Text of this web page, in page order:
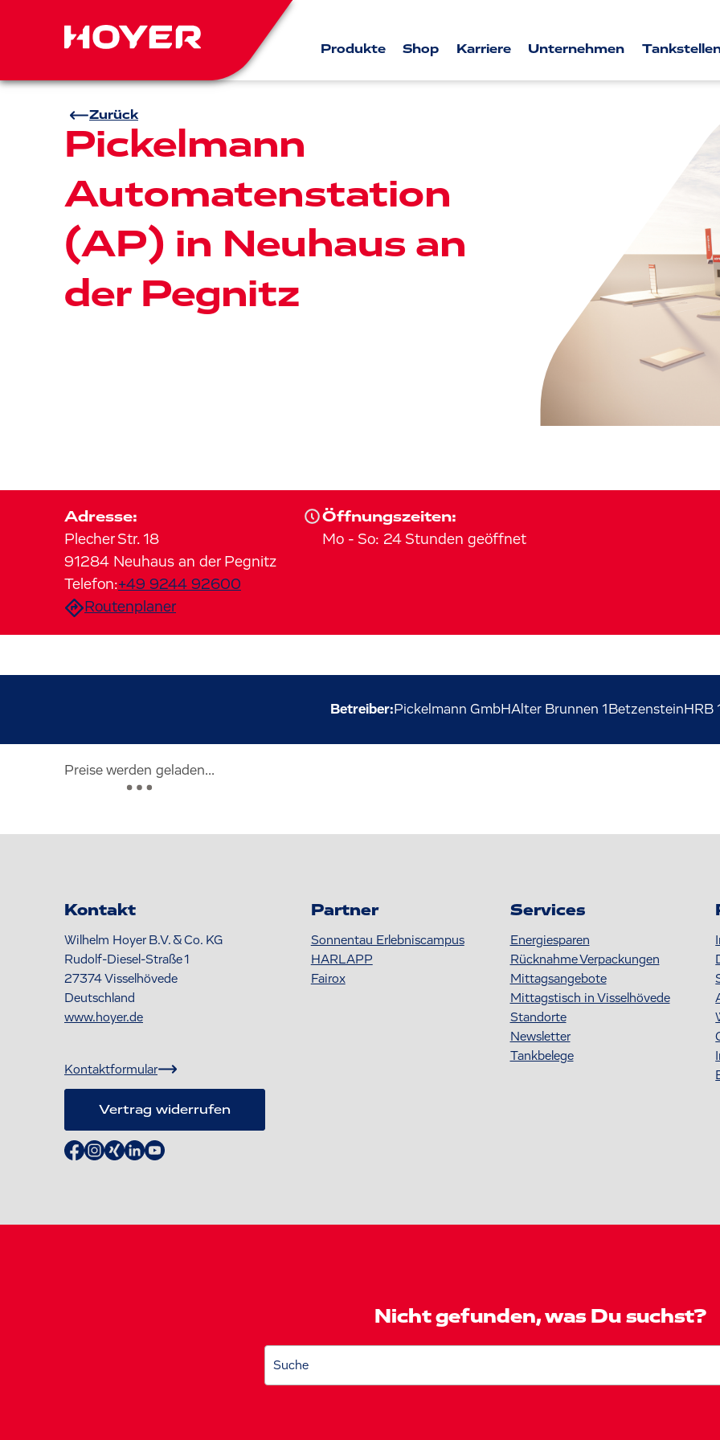
Produkte Shop Karriere Unternehmen
Zurück
Pickelmann
Automatenstation
(AP) in Neuhaus an
der Pegnitz
Adresse:
Plecher Str. 18
91284 Neuhaus an der Pegnitz
Telefon:+49 9244 92600
Routenplaner
Öffnungszeiten:
Mo - So: 24 Stunden geöffnet
Betreiber: Pickelmann GmbHAlter Brunnen 1 Betzenstein HRB
Preise werden geladen...
Kontakt
Wilhelm Hoyer B.V. & Co. KG
Rudolf-Diesel-Straße 1
27374Visselhövede
Deutschland
www.hoyer.de
Kontaktformular
Vertrag widerrufen
Partner
Sonnentau Erlebniscampus
HARLAPP
Fairox
Services
Energiesparen
Rücknahme Verpackungen
Mittagsangebote
Mittagstisch in Visselhövede
Standorte
Newsletter
Tankbelege
Nicht gefunden, was Du suchst?
Suche